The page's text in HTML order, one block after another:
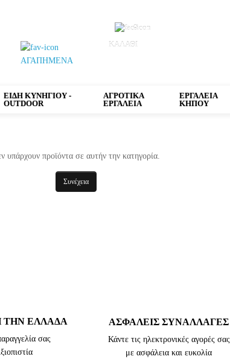
ΑΓΑΠΗΜΕΝΑ
ΚΑΛΑΘΙ
0
ΕΙΔΗ ΚΥΝΗΓΙΟΥ -
OUTDOOR
ΑΓΡΟΤΙΚΑ
ΕΡΓΑΛΕΙΑ
ΕΡΓΑΛΕΙΑ
ΚΗΠΟΥ
υπάρχουν προϊόντα σε αυτήν την κατηγορία.
Συνέχεια
ΤΗΝ ΕΛΛΑΔΑ
σας
ΑΣΦΑΛΕΙΣ ΣΥΝΑΛΛΑΓΕΣ
Κάντε τις ηλεκτρονικές αγορές σας
με ασφάλεια και ευκολία